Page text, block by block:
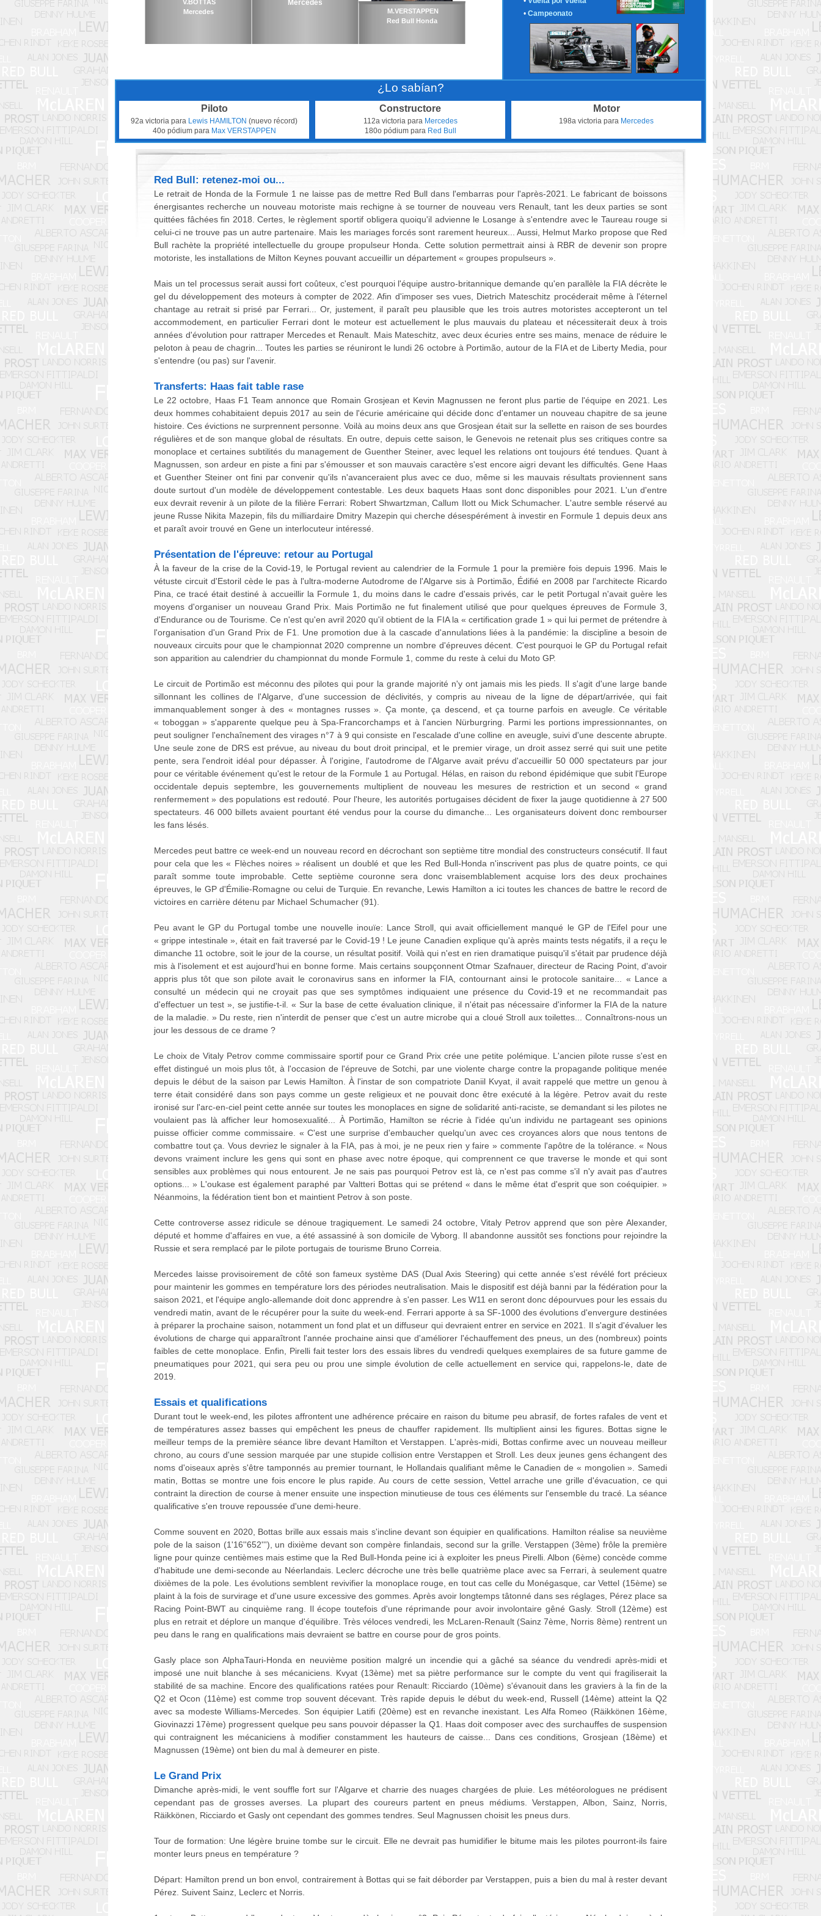
V.BOTTAS
Mercedes
Mercedes
M.VERSTAPPEN
Red Bull Honda
• Campeonato
¿Lo sabían?
Piloto
92a victoria para Lewis HAMILTON (nuevo récord)
40o pódium para Max VERSTAPPEN
Constructore
112a victoria para Mercedes
180o pódium para Red Bull
Motor
198a victoria para Mercedes
Red Bull: retenez-moi ou...
Le retrait de Honda de la Formule 1 ne laisse pas de mettre Red Bull dans l'embarras pour l'après-2021. Le fabricant de boissons
énergisantes recherche un nouveau motoriste mais rechigne à se tourner de nouveau vers Renault, tant les deux parties se sont
quittées fâchées fin 2018. Certes, le règlement sportif obligera quoiqu'il advienne le Losange à s'entendre avec le Taureau rouge si
celui-ci ne trouve pas un autre partenaire. Mais les mariages forcés sont rarement heureux... Aussi, Helmut Marko propose que Red
Bull rachète la propriété intellectuelle du groupe propulseur Honda. Cette solution permettrait ainsi à RBR de devenir son propre
motoriste, les installations de Milton Keynes pouvant accueillir un département « groupes propulseurs ».
Mais un tel processus serait aussi fort coûteux, c'est pourquoi l'équipe austro-britannique demande qu'en parallèle la FIA décrète le
gel du développement des moteurs à compter de 2022. Afin d'imposer ses vues, Dietrich Mateschitz procéderait même à l'éternel
chantage au retrait si prisé par Ferrari... Or, justement, il paraît peu plausible que les trois autres motoristes accepteront un tel
accommodement, en particulier Ferrari dont le moteur est actuellement le plus mauvais du plateau et nécessiterait deux à trois
années d'évolution pour rattraper Mercedes et Renault. Mais Mateschitz, avec deux écuries entre ses mains, menace de réduire le
peloton à peau de chagrin... Toutes les parties se réuniront le lundi 26 octobre à Portimão, autour de la FIA et de Liberty Media, pour
s'entendre (ou pas) sur l'avenir.
Transferts: Haas fait table rase
Le 22 octobre, Haas F1 Team annonce que Romain Grosjean et Kevin Magnussen ne feront plus partie de l'équipe en 2021. Les
deux hommes cohabitaient depuis 2017 au sein de l'écurie américaine qui décide donc d'entamer un nouveau chapitre de sa jeune
histoire. Ces évictions ne surprennent personne. Voilà au moins deux ans que Grosjean était sur la sellette en raison de ses bourdes
régulières et de son manque global de résultats. En outre, depuis cette saison, le Genevois ne retenait plus ses critiques contre sa
monoplace et certaines subtilités du management de Guenther Steiner, avec lequel les relations ont toujours été tendues. Quant à
Magnussen, son ardeur en piste a fini par s'émousser et son mauvais caractère s'est encore aigri devant les difficultés. Gene Haas
et Guenther Steiner ont fini par convenir qu'ils n'avanceraient plus avec ce duo, même si les mauvais résultats proviennent sans
doute surtout d'un modèle de développement contestable. Les deux baquets Haas sont donc disponibles pour 2021. L'un d'entre
eux devrait revenir à un pilote de la filière Ferrari: Robert Shwartzman, Callum Ilott ou Mick Schumacher. L'autre semble réservé au
jeune Russe Nikita Mazepin, fils du milliardaire Dmitry Mazepin qui cherche désespérément à investir en Formule 1 depuis deux ans
et paraît avoir trouvé en Gene un interlocuteur intéressé.
Présentation de l'épreuve: retour au Portugal
À la faveur de la crise de la Covid-19, le Portugal revient au calendrier de la Formule 1 pour la première fois depuis 1996. Mais le
vétuste circuit d'Estoril cède le pas à l'ultra-moderne Autodrome de l'Algarve sis à Portimão, Édifié en 2008 par l'architecte Ricardo
Pina, ce tracé était destiné à accueillir la Formule 1, du moins dans le cadre d'essais privés, car le petit Portugal n'avait guère les
moyens d'organiser un nouveau Grand Prix. Mais Portimão ne fut finalement utilisé que pour quelques épreuves de Formule 3,
d'Endurance ou de Tourisme. Ce n'est qu'en avril 2020 qu'il obtient de la FIA la « certification grade 1 » qui lui permet de prétendre à
l'organisation d'un Grand Prix de F1. Une promotion due à la cascade d'annulations liées à la pandémie: la discipline a besoin de
nouveaux circuits pour que le championnat 2020 comprenne un nombre d'épreuves décent. C'est pourquoi le GP du Portugal refait
son apparition au calendrier du championnat du monde Formule 1, comme du reste à celui du Moto GP.
Le circuit de Portimão est méconnu des pilotes qui pour la grande majorité n'y ont jamais mis les pieds. Il s'agit d'une large bande
sillonnant les collines de l'Algarve, d'une succession de déclivités, y compris au niveau de la ligne de départ/arrivée, qui fait
immanquablement songer à des « montagnes russes ». Ça monte, ça descend, et ça tourne parfois en aveugle. Ce véritable
« toboggan » s'apparente quelque peu à Spa-Francorchamps et à l'ancien Nürburgring. Parmi les portions impressionnantes, on
peut souligner l'enchaînement des virages n°7 à 9 qui consiste en l'escalade d'une colline en aveugle, suivi d'une descente abrupte.
Une seule zone de DRS est prévue, au niveau du bout droit principal, et le premier virage, un droit assez serré qui suit une petite
pente, sera l'endroit idéal pour dépasser. À l'origine, l'autodrome de l'Algarve avait prévu d'accueillir 50 000 spectateurs par jour
pour ce véritable événement qu'est le retour de la Formule 1 au Portugal. Hélas, en raison du rebond épidémique que subit l'Europe
occidentale depuis septembre, les gouvernements multiplient de nouveau les mesures de restriction et un second « grand
renfermement » des populations est redouté. Pour l'heure, les autorités portugaises décident de fixer la jauge quotidienne à 27 500
spectateurs. 46 000 billets avaient pourtant été vendus pour la course du dimanche... Les organisateurs doivent donc rembourser
les fans lésés.
Mercedes peut battre ce week-end un nouveau record en décrochant son septième titre mondial des constructeurs consécutif. Il faut
pour cela que les « Flèches noires » réalisent un doublé et que les Red Bull-Honda n'inscrivent pas plus de quatre points, ce qui
paraît somme toute improbable. Cette septième couronne sera donc vraisemblablement acquise lors des deux prochaines
épreuves, le GP d'Émilie-Romagne ou celui de Turquie. En revanche, Lewis Hamilton a ici toutes les chances de battre le record de
victoires en carrière détenu par Michael Schumacher (91).
Peu avant le GP du Portugal tombe une nouvelle inouïe: Lance Stroll, qui avait officiellement manqué le GP de l'Eifel pour une
« grippe intestinale », était en fait traversé par le Covid-19 ! Le jeune Canadien explique qu'à après maints tests négatifs, il a reçu le
dimanche 11 octobre, soit le jour de la course, un résultat positif. Voilà qui n'est en rien dramatique puisqu'il s'était par prudence déjà
mis à l'isolement et est aujourd'hui en bonne forme. Mais certains soupçonnent Otmar Szafnauer, directeur de Racing Point, d'avoir
appris plus tôt que son pilote avait le coronavirus sans en informer la FIA, contournant ainsi le protocole sanitaire... « Lance a
consulté un médecin qui ne croyait pas que ses symptômes indiquaient une présence du Covid-19 et ne recommandait pas
d'effectuer un test », se justifie-t-il. « Sur la base de cette évaluation clinique, il n'était pas nécessaire d'informer la FIA de la nature
de la maladie. » Du reste, rien n'interdit de penser que c'est un autre microbe qui a cloué Stroll aux toilettes... Connaîtrons-nous un
jour les dessous de ce drame ?
Le choix de Vitaly Petrov comme commissaire sportif pour ce Grand Prix crée une petite polémique. L'ancien pilote russe s'est en
effet distingué un mois plus tôt, à l'occasion de l'épreuve de Sotchi, par une violente charge contre la propagande politique menée
depuis le début de la saison par Lewis Hamilton. À l'instar de son compatriote Daniil Kvyat, il avait rappelé que mettre un genou à
terre était considéré dans son pays comme un geste religieux et ne pouvait donc être exécuté à la légère. Petrov avait du reste
ironisé sur l'arc-en-ciel peint cette année sur toutes les monoplaces en signe de solidarité anti-raciste, se demandant si les pilotes ne
voulaient pas là afficher leur homosexualité... À Portimão, Hamilton se récrie à l'idée qu'un individu ne partageant ses opinions
puisse officier comme commissaire. « C'est une surprise d'embaucher quelqu'un avec ces croyances alors que nous tentons de
combattre tout ça. Vous devriez le signaler à la FIA, pas à moi, je ne peux rien y faire » commente l'apôtre de la tolérance. « Nous
devons vraiment inclure les gens qui sont en phase avec notre époque, qui comprennent ce que traverse le monde et qui sont
sensibles aux problèmes qui nous entourent. Je ne sais pas pourquoi Petrov est là, ce n'est pas comme s'il n'y avait pas d'autres
options... » L'oukase est également paraphé par Valtteri Bottas qui se prétend « dans le même état d'esprit que son coéquipier. »
Néanmoins, la fédération tient bon et maintient Petrov à son poste.
Cette controverse assez ridicule se dénoue tragiquement. Le samedi 24 octobre, Vitaly Petrov apprend que son père Alexander,
député et homme d'affaires en vue, a été assassiné à son domicile de Vyborg. Il abandonne aussitôt ses fonctions pour rejoindre la
Russie et sera remplacé par le pilote portugais de tourisme Bruno Correia.
Mercedes laisse provisoirement de côté son fameux système DAS (Dual Axis Steering) qui cette année s'est révélé fort précieux
pour maintenir les gommes en température lors des périodes neutralisation. Mais le dispositif est déjà banni par la fédération pour la
saison 2021, et l'équipe anglo-allemande doit donc apprendre à s'en passer. Les W11 en seront donc dépourvues pour les essais du
vendredi matin, avant de le récupérer pour la suite du week-end. Ferrari apporte à sa SF-1000 des évolutions d'envergure destinées
à préparer la prochaine saison, notamment un fond plat et un diffuseur qui devraient entrer en service en 2021. Il s'agit d'évaluer les
évolutions de charge qui apparaîtront l'année prochaine ainsi que d'améliorer l'échauffement des pneus, un des (nombreux) points
faibles de cette monoplace. Enfin, Pirelli fait tester lors des essais libres du vendredi quelques exemplaires de sa future gamme de
pneumatiques pour 2021, qui sera peu ou prou une simple évolution de celle actuellement en service qui, rappelons-le, date de
2019.
Essais et qualifications
Durant tout le week-end, les pilotes affrontent une adhérence précaire en raison du bitume peu abrasif, de fortes rafales de vent et
de températures assez basses qui empêchent les pneus de chauffer rapidement. Ils multiplient ainsi les figures. Bottas signe le
meilleur temps de la première séance libre devant Hamilton et Verstappen. L'après-midi, Bottas confirme avec un nouveau meilleur
chrono, au cours d'une session marquée par une stupide collision entre Verstappen et Stroll. Les deux jeunes gens échangent des
noms d'oiseaux après s'être tamponnés au premier tournant, le Hollandais qualifiant même le Canadien de « mongolien ». Samedi
matin, Bottas se montre une fois encore le plus rapide. Au cours de cette session, Vettel arrache une grille d'évacuation, ce qui
contraint la direction de course à mener ensuite une inspection minutieuse de tous ces éléments sur l'ensemble du tracé. La séance
qualificative s'en trouve repoussée d'une demi-heure.
Comme souvent en 2020, Bottas brille aux essais mais s'incline devant son équipier en qualifications. Hamilton réalise sa neuvième
pole de la saison (1'16''652'''), un dixième devant son compère finlandais, second sur la grille. Verstappen (3ème) frôle la première
ligne pour quinze centièmes mais estime que la Red Bull-Honda peine ici à exploiter les pneus Pirelli. Albon (6ème) concède comme
d'habitude une demi-seconde au Néerlandais. Leclerc décroche une très belle quatrième place avec sa Ferrari, à seulement quatre
dixièmes de la pole. Les évolutions semblent revivifier la monoplace rouge, en tout cas celle du Monégasque, car Vettel (15ème) se
plaint à la fois de survirage et d'une usure excessive des gommes. Après avoir longtemps tâtonné dans ses réglages, Pérez place sa
Racing Point-BWT au cinquième rang. Il écope toutefois d'une réprimande pour avoir involontaire gêné Gasly. Stroll (12ème) est
plus en retrait et déplore un manque d'équilibre. Très véloces vendredi, les McLaren-Renault (Sainz 7ème, Norris 8ème) rentrent un
peu dans le rang en qualifications mais devraient se battre en course pour de gros points.
Gasly place son AlphaTauri-Honda en neuvième position malgré un incendie qui a gâché sa séance du vendredi après-midi et
imposé une nuit blanche à ses mécaniciens. Kvyat (13ème) met sa piètre performance sur le compte du vent qui fragiliserait la
stabilité de sa machine. Encore des qualifications ratées pour Renault: Ricciardo (10ème) s'évanouit dans les graviers à la fin de la
Q2 et Ocon (11ème) est comme trop souvent décevant. Très rapide depuis le début du week-end, Russell (14ème) atteint la Q2
avec sa modeste Williams-Mercedes. Son équipier Latifi (20ème) est en revanche inexistant. Les Alfa Romeo (Räikkönen 16ème,
Giovinazzi 17ème) progressent quelque peu sans pouvoir dépasser la Q1. Haas doit composer avec des surchauffes de suspension
qui contraignent les mécaniciens à modifier constamment les hauteurs de caisse... Dans ces conditions, Grosjean (18ème) et
Magnussen (19ème) ont bien du mal à demeurer en piste.
Le Grand Prix
Dimanche après-midi, le vent souffle fort sur l'Algarve et charrie des nuages chargées de pluie. Les météorologues ne prédisent
cependant pas de grosses averses. La plupart des coureurs partent en pneus médiums. Verstappen, Albon, Sainz, Norris,
Räikkönen, Ricciardo et Gasly ont cependant des gommes tendres. Seul Magnussen choisit les pneus durs.
Tour de formation: Une légère bruine tombe sur le circuit. Elle ne devrait pas humidifier le bitume mais les pilotes pourront-ils faire
monter leurs pneus en température ?
Départ: Hamilton prend un bon envol, contrairement à Bottas qui se fait déborder par Verstappen, puis a bien du mal à rester devant
Pérez. Suivent Sainz, Leclerc et Norris.